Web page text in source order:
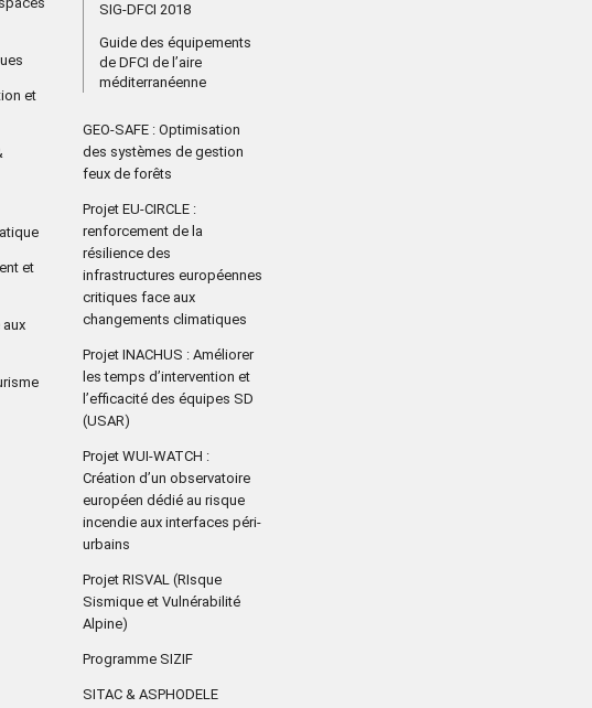
et
et
aux
SIG-DFCI 2018
Guide des équipements
de DFCI de l’aire
méditerranéenne
GEO-SAFE : Optimisation
des systèmes de gestion
feux de forêts
Projet EU-CIRCLE :
renforcement de la
résilience des
infrastructures européennes
critiques face aux
changements climatiques
Projet INACHUS : Améliorer
les temps d’intervention et
l’efficacité des équipes SD
(USAR)
Projet WUI-WATCH :
Création d’un observatoire
européen dédié au risque
incendie aux interfaces péri-
urbains
Projet RISVAL (RIsque
Sismique et Vulnérabilité
Alpine)
Programme SIZIF
SITAC & ASPHODELE